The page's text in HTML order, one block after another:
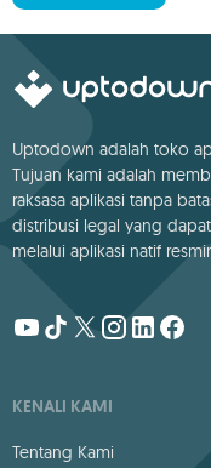
Uptodown adalah toko
Tujuan kami adalah
raksasa aplikasi tanpa
distribusi legal yang
melalui aplikasi natif
KENALI KAMI
Tentang Kami